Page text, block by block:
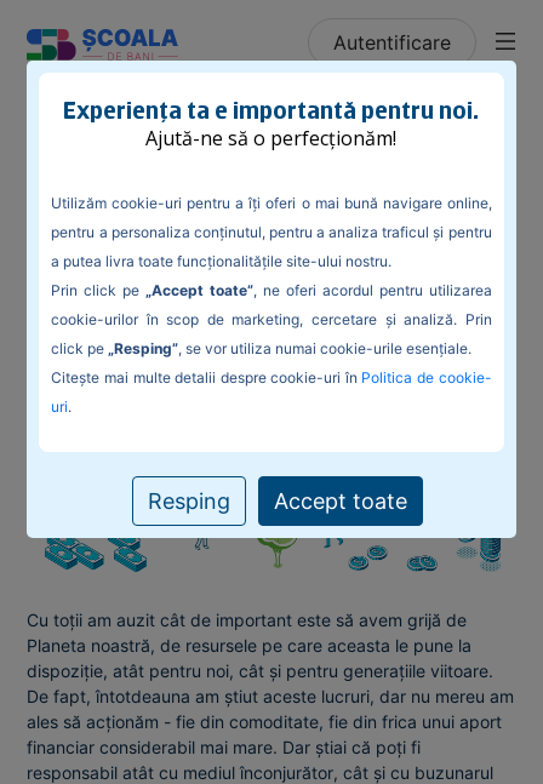
Autentificare
Blog / Cum să fim mai responsabili cu Planeta și cu
buzunarul nostru
Cum să fim mai responsabili cu Planeta
și cu buzunarul nostru
Cu toții am auzit cât de important este să avem grijă de
Planeta noastră, de resursele pe care aceasta le pune la
dispoziție, atât pentru noi, cât și pentru generațiile viitoare.
De fapt, întotdeauna am știut aceste lucruri, dar nu mereu am
ales să acționăm - fie din comoditate, fie din frica unui aport
financiar considerabil mai mare. Dar știai că poți fi
responsabil atât cu mediul înconjurător, cât și cu buzunarul
Experiența ta e importantă pentru noi.
Ajută-ne să o perfecționăm!
Utilizăm cookie-uri pentru a îți oferi o mai bună navigare online,
pentru a personaliza conținutul, pentru a analiza traficul și pentru
a putea livra toate funcționalitățile site-ului nostru.
Prin click pe
„Accept toate”, ne oferi acordul pentru utilizarea
cookie-urilor în scop de marketing, cercetare și analiză. Prin
click pe „Resping”, se vor utiliza numai cookie-urile esențiale.
Citește mai multe detalii despre cookie-uri în Politica de cookie-
uri.
Resping Accept toate